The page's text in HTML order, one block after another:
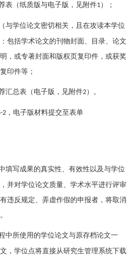
表（纸质版与电子版，见附件1）；
与学位论文密切相关，且在攻读本学位
包括学术论文的刊物封面、目录、论文
，或专著封面和版权页复印件，或获奖
印件等；
汇总表（电子版，见附件2）。
2， 电子版材料提交至表单
填写成果的真实性、有效性以及与学位
并对学位论文质量、学术水平进行评审
违反规定、弄虚作假的申报者，将取消
中所使用的学位论文与原存档论文一
，学位点将直接从研究生管理系统下载